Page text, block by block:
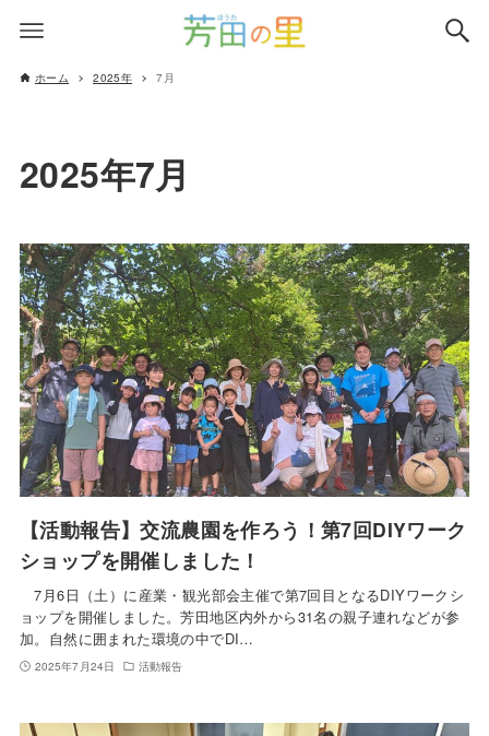
ホーム 2025年 7月
2025年7月
【活動報告】交流農園を作ろう！第7回DIYワーク
ショップを開催しました！
7月6日（土）に産業・観光部会主催で第7回目となるDIYワークシ
ョップを開催しました。芳田地区内外から31名の親子連れなどが参
加。自然に囲まれた環境の中でDI…
2025年7月24日 活動報告